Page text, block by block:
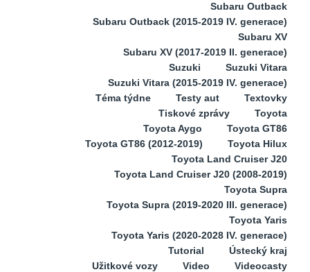
Subaru Outback
Subaru Outback (2015-2019 IV. generace)
Subaru XV
Subaru XV (2017-2019 II. generace)
Suzuki
Suzuki Vitara
Suzuki Vitara (2015-2019 IV. generace)
Téma týdne
Testy aut
Textovky
Tiskové zprávy
Toyota
Toyota Aygo
Toyota GT86
Toyota GT86 (2012-2019)
Toyota Hilux
Toyota Land Cruiser J20
Toyota Land Cruiser J20 (2008-2019)
Toyota Supra
Toyota Supra (2019-2020 III. generace)
Toyota Yaris
Toyota Yaris (2020-2028 IV. generace)
Tutorial
Ústecký kraj
Užitkové vozy
Video
Videocasty